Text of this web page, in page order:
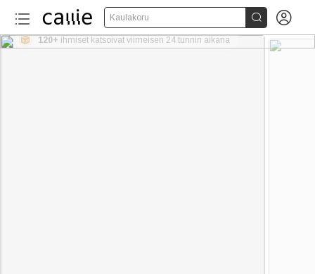
Kaulakoru  
120+ihmiset katsoivat viimeisen 24 tunnin aikana